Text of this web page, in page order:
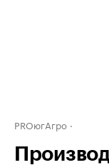
PROюгАгро